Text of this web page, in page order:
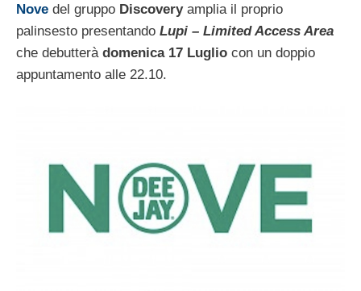
Nove del gruppo Discovery amplia il proprio
palinsesto presentando Lupi – Limited Access Area
che debutterà domenica 17 Luglio con un doppio
appuntamento alle 22.10.